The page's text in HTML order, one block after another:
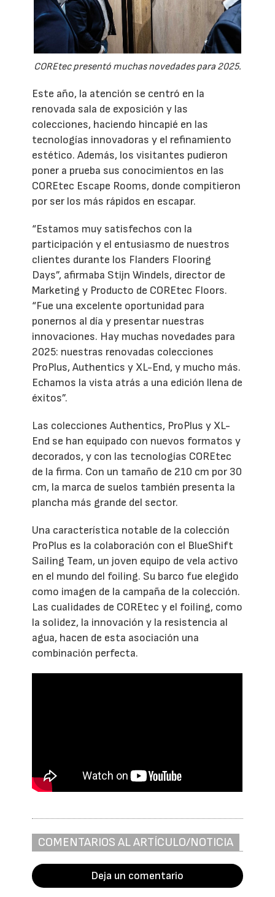
COREtec presentó muchas novedades para 2025.
Este año, la atención se centró en la
renovada sala de exposición y las
colecciones, haciendo hincapié en las
tecnologías innovadoras y el refinamiento
estético. Además, los visitantes pudieron
poner a prueba sus conocimientos en las
COREtec Escape Rooms, donde compitieron
por ser los más rápidos en escapar.
“Estamos muy satisfechos con la
participación y el entusiasmo de nuestros
clientes durante los Flanders Flooring
Days”, afirmaba Stijn Windels, director de
Marketing y Producto de COREtec Floors.
“Fue una excelente oportunidad para
ponernos al día y presentar nuestras
innovaciones. Hay muchas novedades para
2025: nuestras renovadas colecciones
ProPlus, Authentics y XL-End, y mucho más.
Echamos la vista atrás a una edición llena de
éxitos”.
Las colecciones Authentics, ProPlus y XL-
End se han equipado con nuevos formatos y
decorados, y con las tecnologías COREtec
de la firma. Con un tamaño de 210 cm por 30
cm, la marca de suelos también presenta la
plancha más grande del sector.
Una característica notable de la colección
ProPlus es la colaboración con el BlueShift
Sailing Team, un joven equipo de vela activo
en el mundo del foiling. Su barco fue elegido
como imagen de la campaña de la colección.
Las cualidades de COREtec y el foiling, como
la solidez, la innovación y la resistencia al
agua, hacen de esta asociación una
combinación perfecta.
COMENTARIOS AL ARTÍCULO/NOTICIA
Deja un comentario